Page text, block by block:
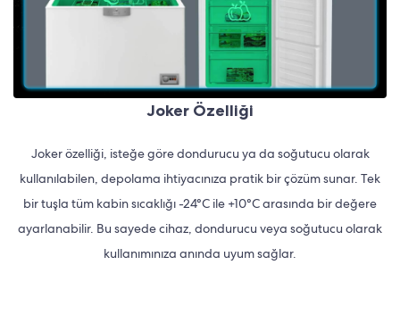
Joker Özelliği
Joker özelliği, isteğe göre dondurucu ya da soğutucu olarak
kullanılabilen, depolama ihtiyacınıza pratik bir çözüm sunar. Tek
bir tuşla tüm kabin sıcaklığı -24°C ile +10°C arasında bir değere
ayarlanabilir. Bu sayede cihaz, dondurucu veya soğutucu olarak
kullanımınıza anında uyum sağlar.